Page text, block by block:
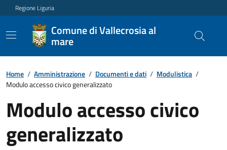
Regione Liguria
Comune di Vallecrosia al
mare
Home / Amministrazione / Documenti e dati / Modulistica /
Modulo accesso civico generalizzato
Modulo accesso civico
generalizzato